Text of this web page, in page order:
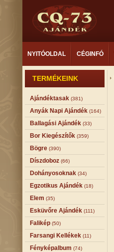
NYITÓOLDAL CÉGINFÓ
TERMÉKEINK
Ajándéktasak (381)
Anyák Napi Ajándék (164)
Ballagási Ajándék (33)
Bor Kiegészítők (359)
Bögre (390)
Díszdoboz (66)
Dohányosoknak (34)
Egzotikus Ajándék (18)
Elem (35)
Esküvőre Ajándék (111)
Falikép (50)
Farsangi Kellékek (11)
Fényképalbum (74)